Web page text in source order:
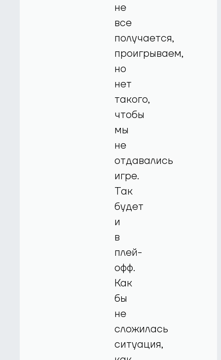
не
все
получается,
проигрываем,
но
нет
такого,
чтобы
мы
не
отдавались
игре.
Так
будет
и
в
плей-
офф.
Как
бы
не
сложилась
ситуация,